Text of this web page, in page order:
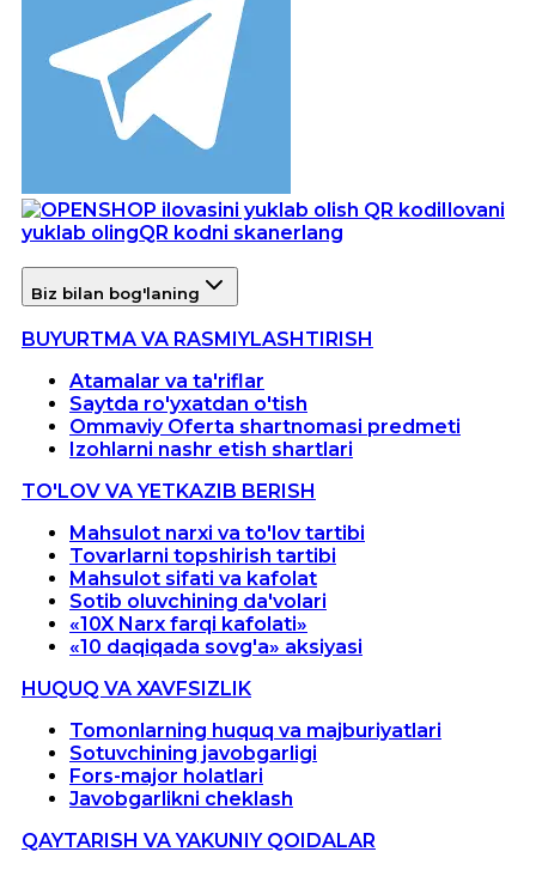
Ilovani
yuklab olingQR kodni skanerlang
Biz bilan bog'laning
BUYURTMA VA RASMIYLASHTIRISH
Atamalar va ta'riflar
Saytda ro'yxatdan o'tish
Ommaviy Oferta shartnomasi predmeti
Izohlarni nashr etish shartlari
TO'LOV VA YETKAZIB BERISH
Mahsulot narxi va to'lov tartibi
Tovarlarni topshirish tartibi
Mahsulot sifati va kafolat
Sotib oluvchining da'volari
«10X Narx farqi kafolati»
«10 daqiqada sovg'a» aksiyasi
HUQUQ VA XAVFSIZLIK
Tomonlarning huquq va majburiyatlari
Sotuvchining javobgarligi
Fors-major holatlari
Javobgarlikni cheklash
QAYTARISH VA YAKUNIY QOIDALAR